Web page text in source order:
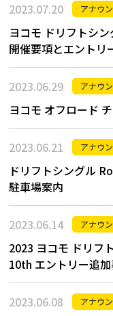
2023.07.20 アナウ
ヨコモ ドリフトシ
開催要項とエントリ
2023.06.29 アナウ
ヨコモ オフロード
2023.06.21 アナウ
ドリフトシングル
駐車場案内
2023.06.14 アナウ
2023 ヨコモ ドリフ
10th エントリー追
2023.06.08 アナウ